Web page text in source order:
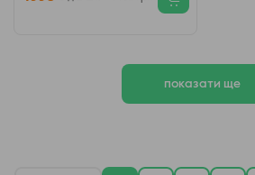
показати ще